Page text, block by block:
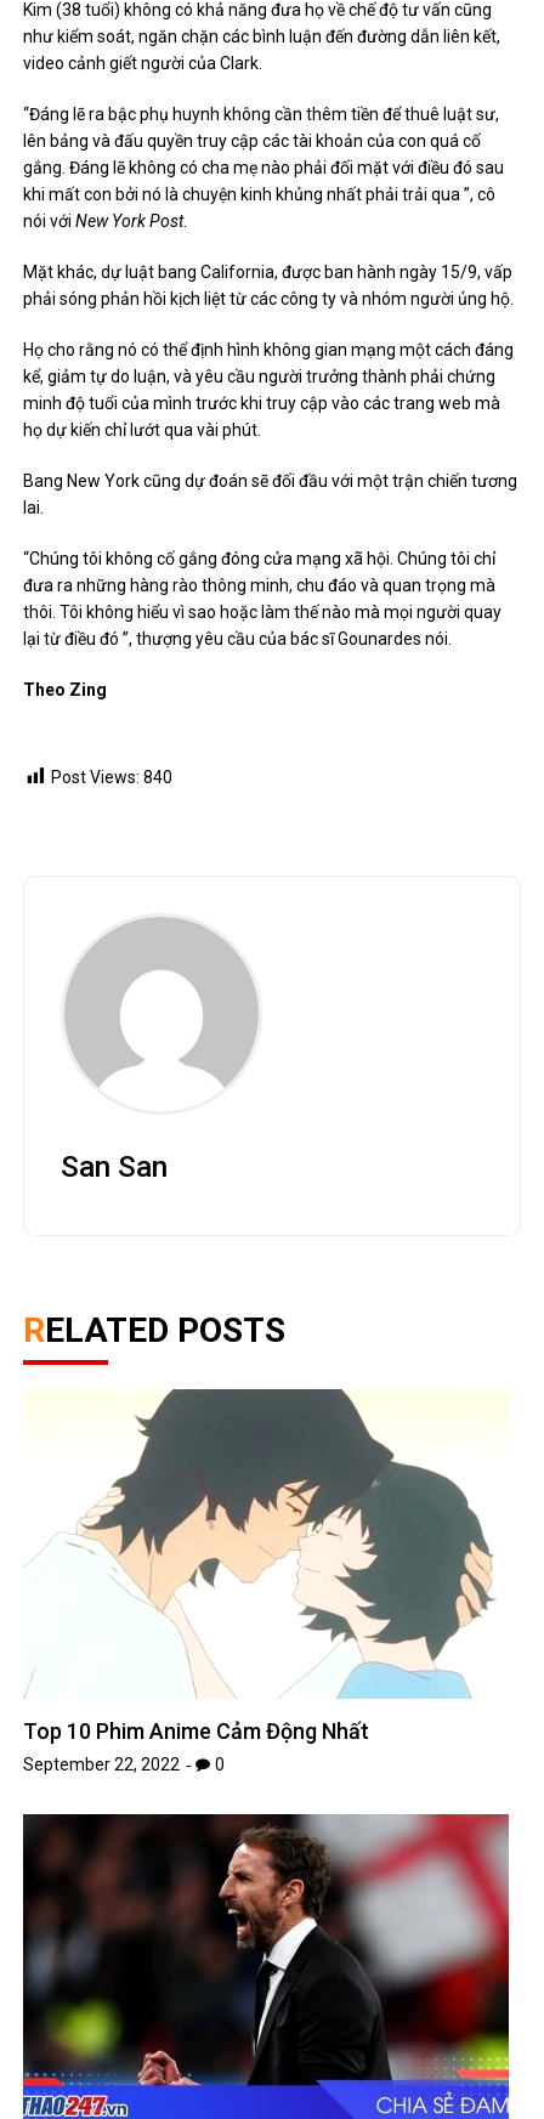
Không thể truy cập vào các mạng xã hội tài khoản của con gái,
Kim (38 tuổi) không có khả năng đưa họ về chế độ tư vấn cũng
như kiểm soát, ngăn chặn các bình luận đến đường dẫn liên kết,
video cảnh giết người của Clark.
“Đáng lẽ ra bậc phụ huynh không cần thêm tiền để thuê luật sư,
lên bảng và đấu quyền truy cập các tài khoản của con quá cố
khi mất con bởi nó là chuyện kinh khủng nhất phải trải qua ”, cô
nói với New York Post
Mặt khác, dự luật bang California, được ban hành ngày 15/9, vấp
phải sóng phản hồi kịch liệt từ các công ty và nhóm người ủng hộ.
Họ cho rằng nó có thể định hình không gian mạng một cách đáng
kể, giảm tự do luận, và yêu cầu người trưởng thành phải chứng
minh độ tuổi của mình trước khi truy cập vào các trang web mà
họ dự kiến ​​chỉ lướt qua vài phút.
Bang New York cũng dự đoán sẽ đối đầu với một trận chiến tương
lai.
“Chúng tôi không cố gắng đóng cửa mạng xã hội. Chúng tôi chỉ
đưa ra những hàng rào thông minh, chu đáo và quan trọng mà
thôi. Tôi không hiểu vì sao hoặc làm thế nào mà mọi người quay
RELATED POSTS
September 22, 2022